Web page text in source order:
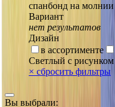
спанбонд на молнии
Вариант
нет результатов
Дизайн
в ассортименте
Светлый с рисунком
× сбросить фильтры
Вы выбрали: